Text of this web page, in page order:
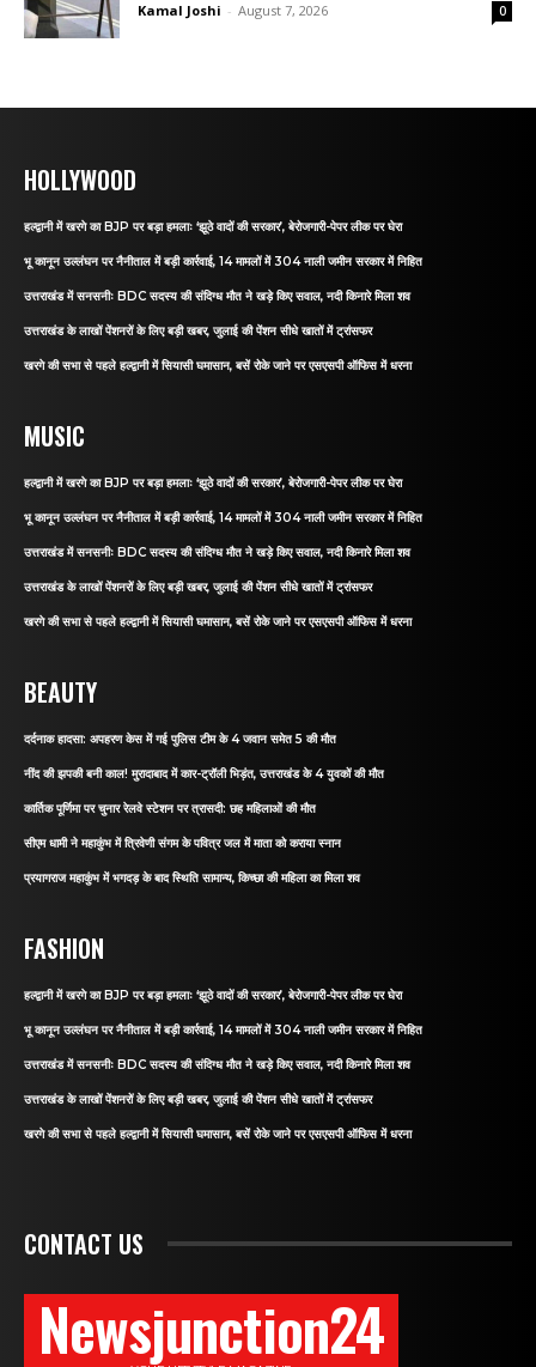
Kamal Joshi - August 7, 2026 0
HOLLYWOOD
हल्द्वानी में खरगे का BJP पर बड़ा हमलाः ‘झूठे वादों की सरकार’, बेरोजगारी-पेपर लीक पर घेरा
भू कानून उल्लंघन पर नैनीताल में बड़ी कार्रवाई, 14 मामलों में 304 नाली जमीन सरकार में निहित
उत्तराखंड में सनसनीः BDC सदस्य की संदिग्ध मौत ने खड़े किए सवाल, नदी किनारे मिला शव
उत्तराखंड के लाखों पेंशनरों के लिए बड़ी खबर, जुलाई की पेंशन सीधे खातों में ट्रांसफर
खरगे की सभा से पहले हल्द्वानी में सियासी घमासान, बसें रोके जाने पर एसएसपी ऑफिस में धरना
MUSIC
हल्द्वानी में खरगे का BJP पर बड़ा हमलाः ‘झूठे वादों की सरकार’, बेरोजगारी-पेपर लीक पर घेरा
भू कानून उल्लंघन पर नैनीताल में बड़ी कार्रवाई, 14 मामलों में 304 नाली जमीन सरकार में निहित
उत्तराखंड में सनसनीः BDC सदस्य की संदिग्ध मौत ने खड़े किए सवाल, नदी किनारे मिला शव
उत्तराखंड के लाखों पेंशनरों के लिए बड़ी खबर, जुलाई की पेंशन सीधे खातों में ट्रांसफर
खरगे की सभा से पहले हल्द्वानी में सियासी घमासान, बसें रोके जाने पर एसएसपी ऑफिस में धरना
BEAUTY
दर्दनाक हादसा: अपहरण केस में गई पुलिस टीम के 4 जवान समेत 5 की मौत
नींद की झपकी बनी काल! मुरादाबाद में कार-ट्रॉली भिड़ंत, उत्तराखंड के 4 युवकों की मौत
कार्तिक पूर्णिमा पर चुनार रेलवे स्टेशन पर त्रासदी: छह महिलाओं की मौत
सीएम धामी ने महाकुंभ में त्रिवेणी संगम के पवित्र जल में माता को कराया स्नान
प्रयागराज महाकुंभ में भगदड़ के बाद स्थिति सामान्य, किच्छा की महिला का मिला शव
FASHION
हल्द्वानी में खरगे का BJP पर बड़ा हमलाः ‘झूठे वादों की सरकार’, बेरोजगारी-पेपर लीक पर घेरा
भू कानून उल्लंघन पर नैनीताल में बड़ी कार्रवाई, 14 मामलों में 304 नाली जमीन सरकार में निहित
उत्तराखंड में सनसनीः BDC सदस्य की संदिग्ध मौत ने खड़े किए सवाल, नदी किनारे मिला शव
उत्तराखंड के लाखों पेंशनरों के लिए बड़ी खबर, जुलाई की पेंशन सीधे खातों में ट्रांसफर
खरगे की सभा से पहले हल्द्वानी में सियासी घमासान, बसें रोके जाने पर एसएसपी ऑफिस में धरना
CONTACT US
Newsjunction24